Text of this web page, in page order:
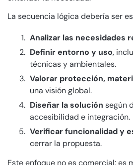
La secuencia lógica debería ser
Analizar las necesidades
Definir entorno y uso,
técnicas y ambientales.
Valorar protección,
una visión global.
Diseñar la solución según
accesibilidad e integración.
Verificar funcionalidad y
cerrar la propuesta.